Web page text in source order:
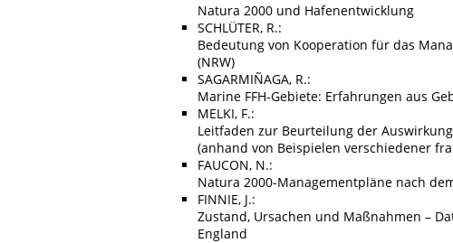
Natura 2000 und Hafenentwicklung
SCHLÜTER, R.:
Bedeutung von Kooperation für das
(NRW)
SAGARMIÑAGA, R.:
Marine FFH-Gebiete: Erfahrungen aus
MELKI, F.:
Leitfaden zur Beurteilung der
(anhand von Beispielen verschiedener
FAUCON, N.:
Natura 2000-Managementpläne nach
FINNIE, J.:
Zustand, Ursachen und Maßnahmen –
England